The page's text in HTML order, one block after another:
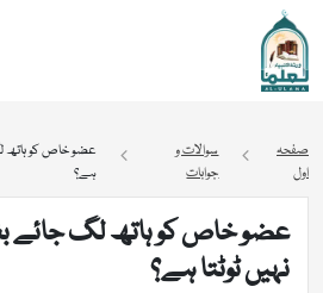
صفحہ
اول
سوالات و
جوابات
عضو خاص کو ہاتھ
ہے؟
عضو خاص کو ہاتھ لگ جائے
نہیں ٹوٹتا ہے؟